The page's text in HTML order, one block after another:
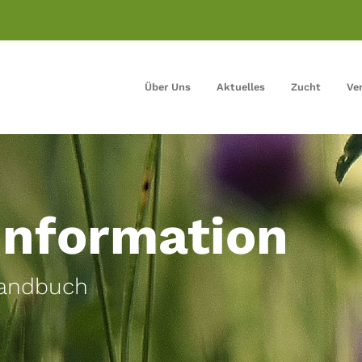
Über Uns Aktuelles Zucht